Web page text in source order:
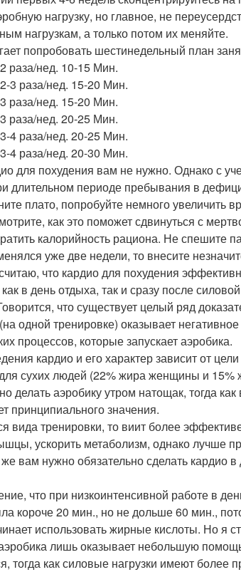
нагрузку, но главное, не
нагрузкам, а только потом их меняйте.
попробовать шестинедельный план
раза/нед. 10-15 Мин.
3 раза/нед. 15-20 Мин.
раза/нед. 15-20 Мин.
раза/нед. 20-25 Мин.
4 раза/нед. 20-25 Мин.
4 раза/нед. 20-30 Мин.
для похудения вам не нужно. Однако с
длительном периоде пребывания в
плато, попробуйте немного
как это поможет сдвинуться с
калорийность рациона. Не спешите
уже две недели, то внесите
что кардио для похудения
в день отдыха, так и сразу после
что существует целый ряд
одной тренировке) оказывает
процессов, которые запускает аэробика.
кардио и его характер зависит от
сухих людей (22% жира женщины и
делать аэробику утром натощак, тогда
принципиального значения.
вида тренировки, то виит более
ускорить метаболизм, однако лучше
вам нужно обязательно сделать кардио
что при низкоинтенсивной работе в
короче 20 мин., но не дольше 60 мин.,
использовать жирные кислоты. Но я
лишь оказывает небольшую
тогда как силовые нагрузки имеют более